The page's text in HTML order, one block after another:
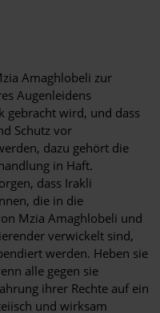
Amaghlobeli zur
Augenleidens
gebracht wird, und dass
Schutz vor
dazu gehört die
in Haft.
dass Irakli
die in die
Mzia Amaghlobeli und
verwickelt sind,
werden. Heben sie
alle gegen sie
ihrer Rechte auf ein
und wirksam